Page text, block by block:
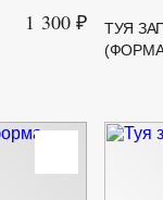
1 300 ₽
ТУЯ
(ФОРМА